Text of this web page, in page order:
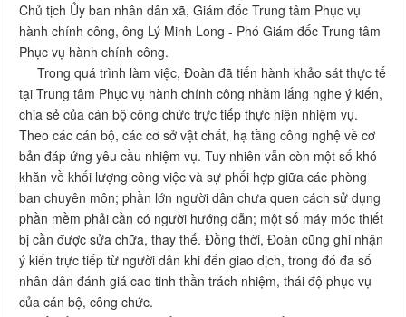
Chủ tịch Ủy ban nhân dân xã, Giám đốc Trung tâm Phục vụ
hành chính công, ông Lý Minh Long - Phó Giám đốc Trung tâm
Phục vụ hành chính công.
Trong quá trình làm việc, Đoàn đã tiến hành khảo sát thực tế
tại Trung tâm Phục vụ hành chính công nhằm lắng nghe ý kiến,
chia sẻ của cán bộ công chức trực tiếp thực hiện nhiệm vụ.
Theo các cán bộ, các cơ sở vật chất, hạ tầng công nghệ về cơ
bản đáp ứng yêu cầu nhiệm vụ. Tuy nhiên vẫn còn một số khó
khăn về khối lượng công việc và sự phối hợp giữa các phòng
ban chuyên môn; phần lớn người dân chưa quen cách sử dụng
phần mềm phải cần có người hướng dẫn; một số máy móc thiết
bị cần được sửa chữa, thay thế. Đồng thời, Đoàn cũng ghi nhận
ý kiến trực tiếp từ người dân khi đến giao dịch, trong đó đa số
nhân dân đánh giá cao tinh thần trách nhiệm, thái độ phục vụ
của cán bộ, công chức.